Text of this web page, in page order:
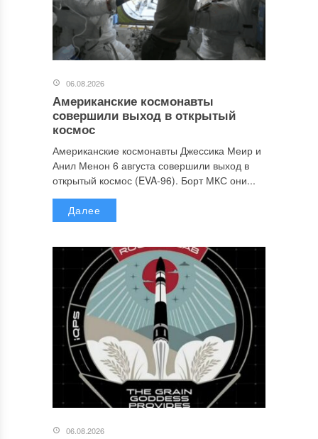
06.08.2026
Американские космонавты
совершили выход в открытый
космос
Американские космонавты Джессика Меир и
Анил Менон 6 августа совершили выход в
открытый космос (EVA-96). Борт МКС они...
Далее
06.08.2026